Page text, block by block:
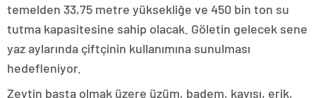
temelden 33,75 metre yüksekliğe ve 450 bin ton su
tutma kapasitesine sahip olacak. Göletin gelecek sene
yaz aylarında çiftçinin kullanımına sunulması
hedefleniyor.
Zeytin başta olmak üzere üzüm, badem, kayısı, erik,